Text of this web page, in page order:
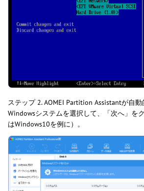
ステップ 2. AOMEI Partition Assistantが自動
Windowsシステムを選択して、「次へ」を
はWindows10を例に）。